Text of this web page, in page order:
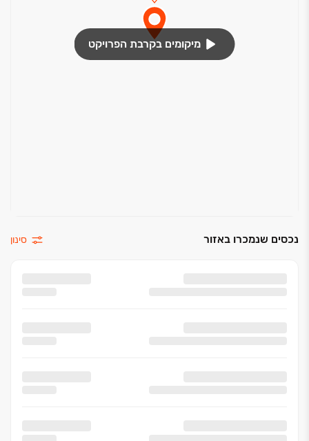
מיקומים בקרבת הפרויקט
נכסים שנמכרו באזור סינון